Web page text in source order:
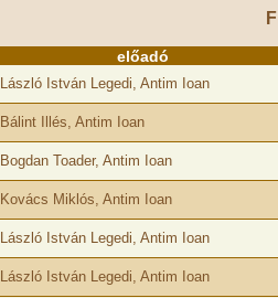
előadó
László István Legedi, Antim Ioan
Bálint Illés, Antim Ioan
Bogdan Toader, Antim Ioan
Kovács Miklós, Antim Ioan
László István Legedi, Antim Ioan
László István Legedi, Antim Ioan